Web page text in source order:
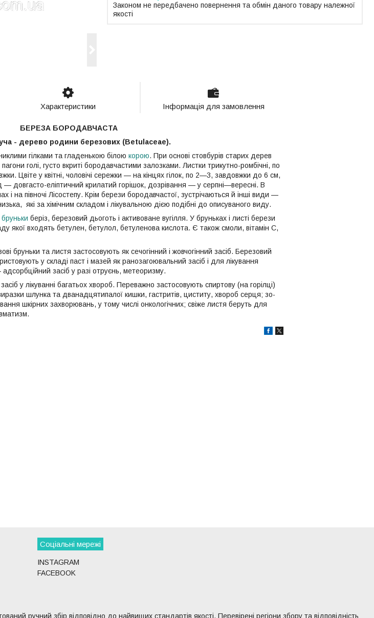
Законом не передбачено повернення та обмін даного товару належної
якості
Характеристики Інформація для замовлення
БЕРЕЗА БОРОДАВЧАСТА
- дерево родини березових (Betulaceae).
гілками та гла­денькою білою корою. При основі стовбурів старих дерев
голі, густо вкриті бородав­частими залозками. Листки трикутно-ромбічні, по
Цвіте у квітні, чоловічі сережки — на кінцях гілок, по 2—3, завдовжки до 6 см,
— довгасто-еліптичний крилатий горішок, до­зрівання — у серпні—вересні. В
і на півночі Лісостепу. Крім берези бородавчастої, зустріча­ються й інші види —
які за хімічним складом і лікувальною дією подібні до описуваного виду.
бруньки беріз, березовий дьоготь і активоване вугілля. У бруньках і листі берези
якої входять бетулен, бетулол, бетуленова кислота. Є також смоли, вітамін С,
бруньки та листя застосовують як сечогінний і жовчогінний засіб. Березовий
у складі паст і мазей як ранозагоювальний засіб і для лікування
засіб у разі отруєнь, метеоризму.
у лікуванні багатьох хвороб. Переважно застосовують спиртову (на горілці)
шлунка та дванадцятипалої кишки, гастритів, циститу, хвороб серця; зо­
шкірних за­хворювань, у тому числі онкологічних; свіже листя беруть для
Соціальні мережі
INSTAGRAM
FACEBOOK
ручний збір відповідно до найвищих стандартів якості. Перевірені регіони збору та відповідність